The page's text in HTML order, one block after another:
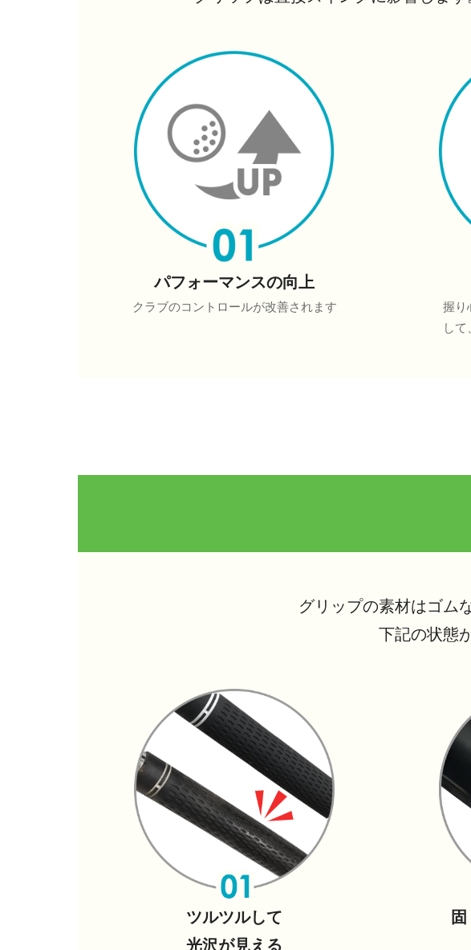
パフォーマンスの向上
クラブのコントロールが改善されます
握り
し
グリップの素材はゴム
下記の状態
ツルツルして
光沢が見える